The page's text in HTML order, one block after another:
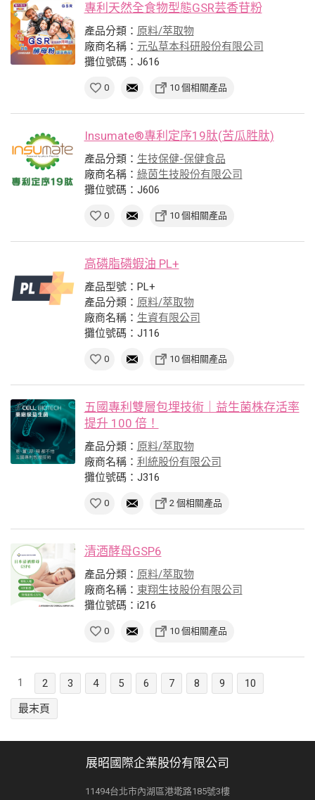
專利天然全食物型態GSR芸香苷粉
產品分類： 原料/萃取物
廠商名稱： 元弘草本科研股份有限公司
攤位號碼：J616
0 10 個相關產品
Insumate®專利定序19肽(苦瓜胜肽)
產品分類： 生技保健-保健食品
廠商名稱： 綠茵生技股份有限公司
攤位號碼：J606
0 10 個相關產品
高磷脂磷蝦油 PL+
產品型號：PL+
產品分類： 原料/萃取物
廠商名稱： 生資有限公司
攤位號碼：J116
0 10 個相關產品
五國專利雙層包埋技術｜益生菌株存活率
提升 100 倍！
產品分類： 原料/萃取物
廠商名稱： 利統股份有限公司
攤位號碼：J316
0 2 個相關產品
清酒酵母GSP6
產品分類： 原料/萃取物
廠商名稱： 東翔生技股份有限公司
攤位號碼：i216
0 10 個相關產品
1 2 3 4 5 6 7 8 9
10
最末頁
展昭國際企業股份有限公司
11494台北市內湖區港墘路185號3樓